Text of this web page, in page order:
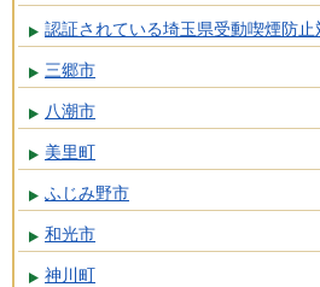
認証されている埼玉県受動喫煙防
三郷市
八潮市
美里町
ふじみ野市
和光市
神川町